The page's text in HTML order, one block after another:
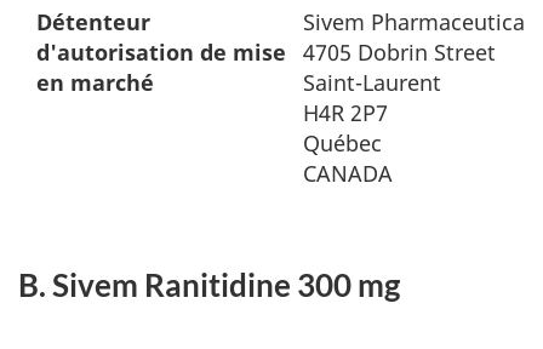
Détenteur
d'autorisation de mise
en marché
Sivem Pharmaceuticals
4705 Dobrin Street
Saint-Laurent
H4R 2P7
Québec
CANADA
B. Sivem Ranitidine 300 mg